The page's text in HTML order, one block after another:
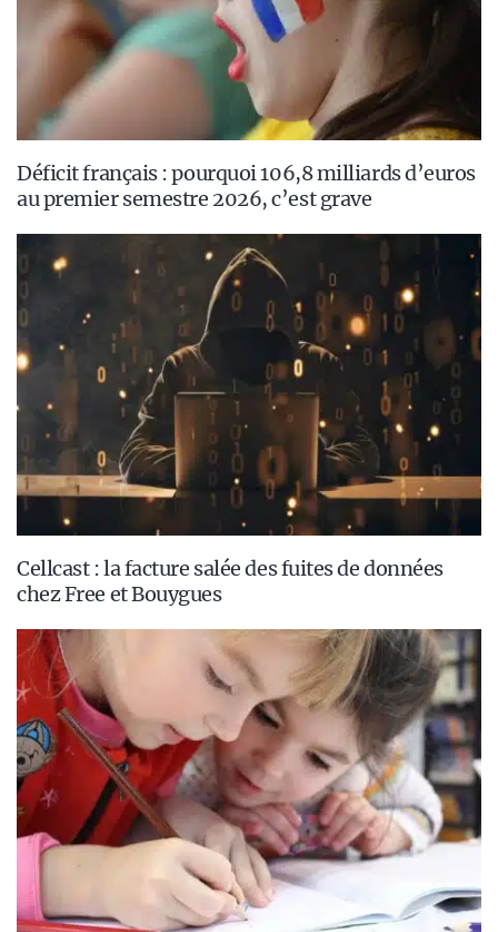
Déficit français : pourquoi 106,8 milliards d’euros
au premier semestre 2026, c’est grave
Cellcast : la facture salée des fuites de données
chez Free et Bouygues